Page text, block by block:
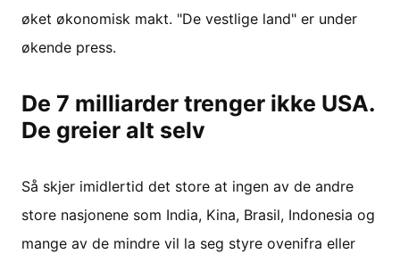
øket økonomisk makt. "De vestlige land" er under
økende press.
De 7 milliarder trenger ikke USA.
De greier alt selv
Så skjer imidlertid det store at ingen av de andre
store nasjonene som India, Kina, Brasil, Indonesia og
mange av de mindre vil la seg styre ovenifra eller